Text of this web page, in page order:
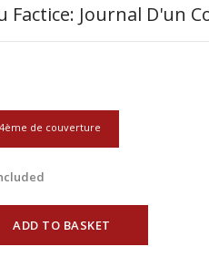
Factice: Journal D'un
de couverture
ADD TO BASKET